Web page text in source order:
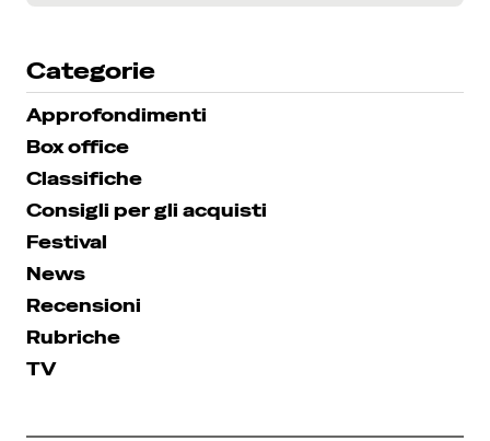
Categorie
Approfondimenti
Box office
Classifiche
Consigli per gli acquisti
Festival
News
Recensioni
Rubriche
TV